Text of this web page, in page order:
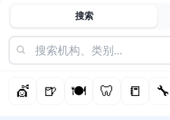
搜索
💇 🍺 🍽️ 🦷 📒 🔧